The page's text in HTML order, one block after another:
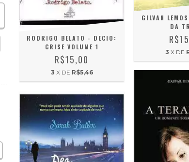
RODRIGO BELATO - DECIO:
CRISE VOLUME 1
R$15,00
3 X DE R$5,46
GILVAN
DA
3 X DE